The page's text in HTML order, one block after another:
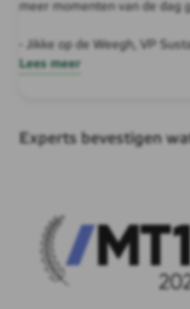
meer momenten van de dag
- Jikke op de Weegh, VP
Lees meer
Experts bevestigen